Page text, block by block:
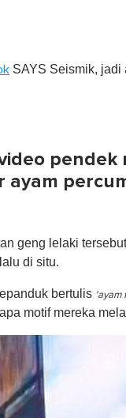
SAYS Seismik, jadi
pendek
geng lelaki
di situ.
bertulis 'ayam
motif mereka